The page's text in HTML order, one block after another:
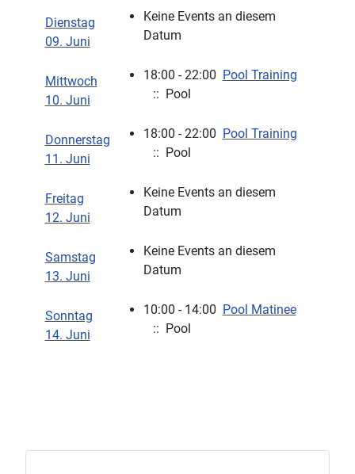
Dienstag
09. Juni
Keine Events an diesem
Datum
Mittwoch
10. Juni
18:00 - 22:00 Pool Training
:: Pool
Donnerstag
11. Juni
18:00 - 22:00 Pool Training
:: Pool
Freitag
12. Juni
Keine Events an diesem
Datum
Samstag
13. Juni
Keine Events an diesem
Datum
Sonntag
14. Juni
10:00 - 14:00 Pool Matinee
:: Pool